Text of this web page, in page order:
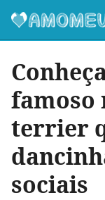
famoso
terrier
sociais